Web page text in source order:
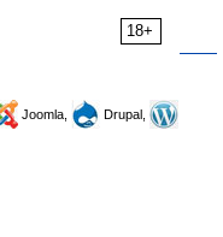
18+
Joomla,
Drupal,